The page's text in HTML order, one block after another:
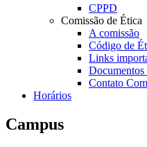
CPPD
Comissão de Ética
A comissão
Código de
Links
Documentos
Contato
Horários
Campus